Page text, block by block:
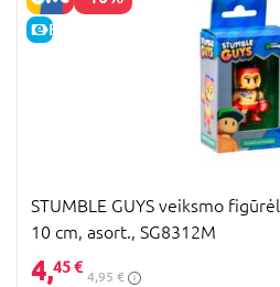
E-KAINA
STUMBLE GUYS veiksmo
10 cm, asort., SG8312M
4,45 €
4,95 €